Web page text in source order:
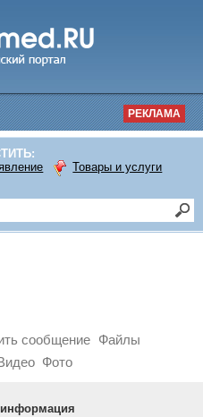
РЕКЛАМА
Товары и услуги
сообщение Файлы
Фото
информация